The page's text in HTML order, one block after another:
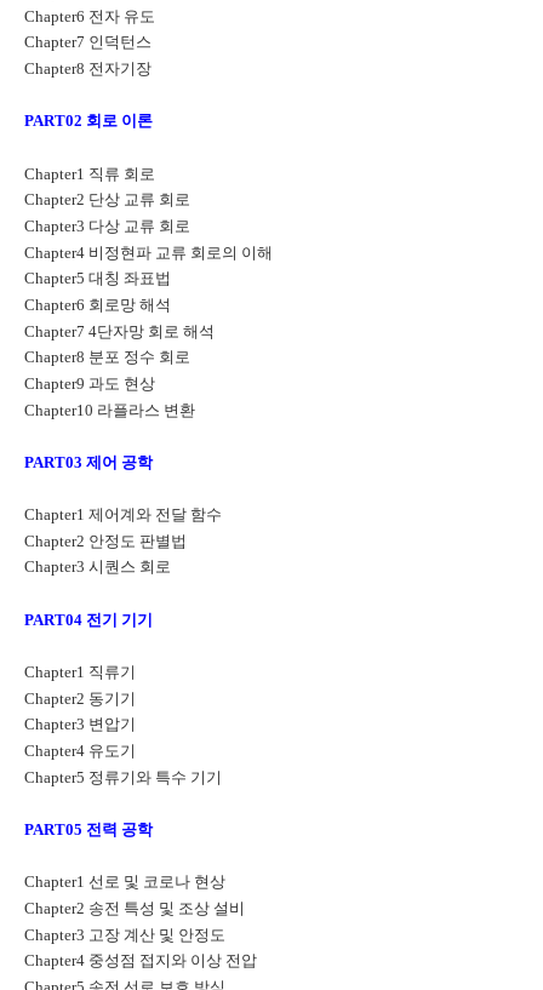
Chapter6 전자 유도
Chapter7 인덕턴스
Chapter8 전자기장
PART02 회로 이론
Chapter1 직류 회로
Chapter2 단상 교류 회로
Chapter3 다상 교류 회로
Chapter4 비정현파 교류 회로의 이해
Chapter5 대칭 좌표법
Chapter6 회로망 해석
Chapter7 4단자망 회로 해석
Chapter8 분포 정수 회로
Chapter9 과도 현상
Chapter10 라플라스 변환
PART03 제어 공학
Chapter1 제어계와 전달 함수
Chapter2 안정도 판별법
Chapter3 시퀀스 회로
PART04 전기 기기
Chapter1 직류기
Chapter2 동기기
Chapter3 변압기
Chapter4 유도기
Chapter5 정류기와 특수 기기
PART05 전력 공학
Chapter1 선로 및 코로나 현상
Chapter2 송전 특성 및 조상 설비
Chapter3 고장 계산 및 안정도
Chapter4 중성점 접지와 이상 전압